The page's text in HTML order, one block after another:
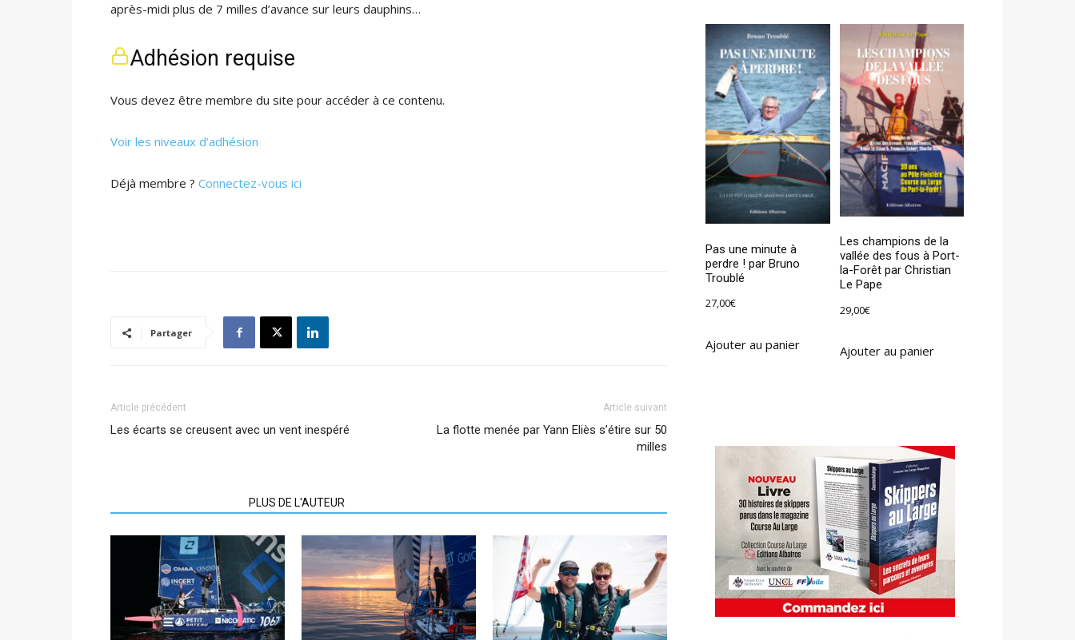
après-midi plus de 7 milles d’avance sur leurs dauphins…
Adhésion requise
Vous devez être membre du site pour accéder à ce contenu.
Voir les niveaux d’adhésion
Déjà membre ? Connectez-vous ici
Partager
Article précédent
Les écarts se creusent avec un vent inespéré
Article suivant
La flotte menée par Yann Eliès s’étire sur 50
milles
PLUS DE L'AUTEUR
Pas une minute à
perdre ! par Bruno
Troublé
27,00€
Ajouter au panier
Les champions de la
vallée des fous à Port-
la-Forêt par Christian
Le Pape
29,00€
Ajouter au panier